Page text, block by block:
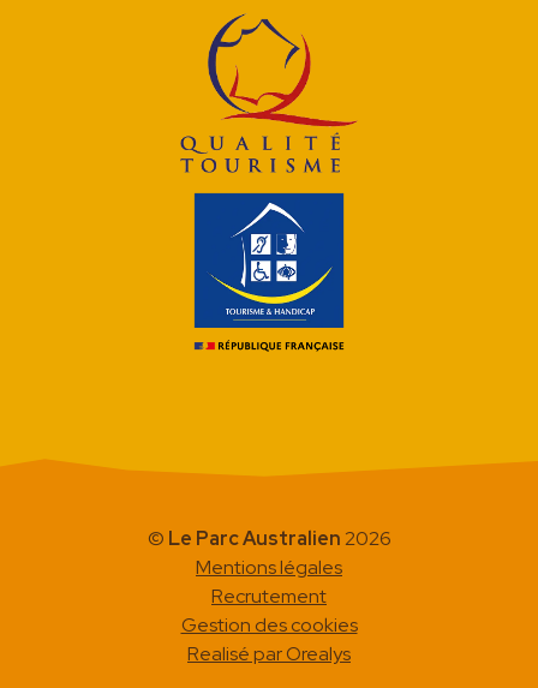
© Le Parc Australien2026
Mentions légales
Recrutement
Gestion des cookies
Realisé par Orealys